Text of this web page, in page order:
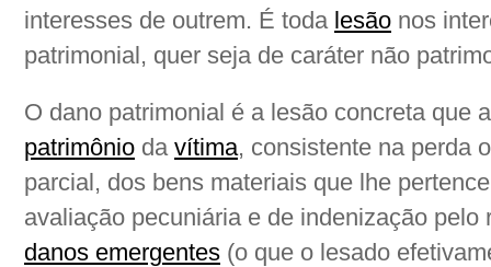
interesses de outrem. É toda lesão nos
patrimonial, quer seja de caráter não
O dano patrimonial é a lesão concreta que
patrimônio da vítima, consistente na perda
parcial, dos bens materiais que lhe
avaliação pecuniária e de indenização pelo
danos emergentes (o que o lesado